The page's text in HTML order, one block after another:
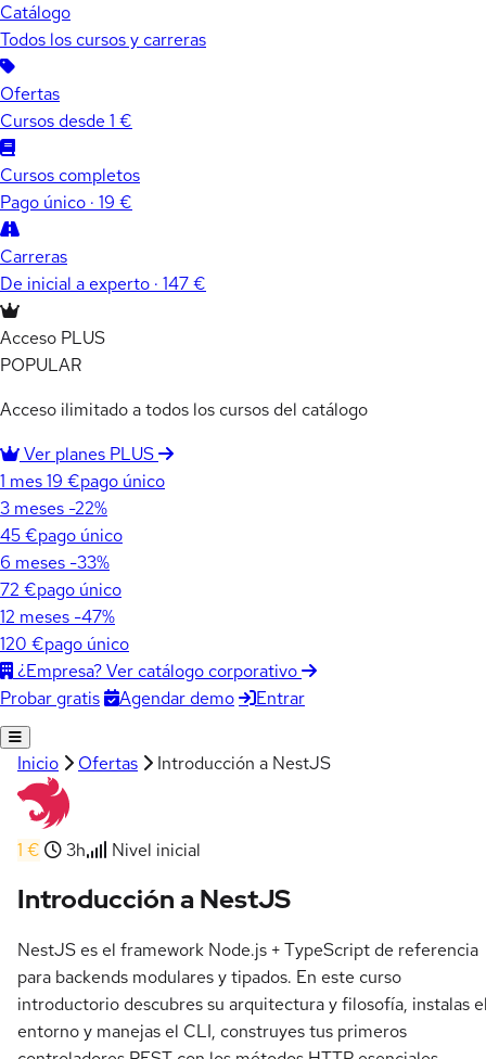
Catálogo
Todos los cursos y carreras
Ofertas
Cursos desde 1 €
Cursos completos
Pago único · 19 €
Carreras
De inicial a experto · 147 €
Acceso PLUS
POPULAR
Acceso ilimitado a todos los cursos del catálogo
Ver planes PLUS
1 mes19 €pago único
3 meses -22%
45 €pago único
6 meses -33%
72 €pago único
12 meses -47%
120 €pago único
¿Empresa? Ver catálogo corporativo
Probar gratis
Agendar demo Entrar
Inicio Ofertas Introducción a NestJS
1 € 3h Nivel inicial
Introducción a NestJS
NestJS es el framework Node.js + TypeScript de referencia
para backends modulares y tipados. En este curso
introductorio descubres su arquitectura y filosofía, instalas
entorno y manejas el CLI, construyes tus primeros